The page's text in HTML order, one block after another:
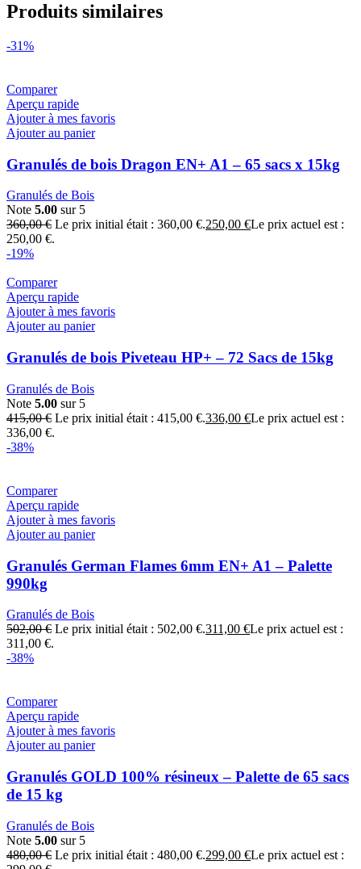
Produits similaires
-31%
Comparer
Aperçu rapide
Ajouter à mes favoris
Ajouter au panier
Granulés de bois Dragon EN+ A1 – 65 sacs x 15kg
Granulés de Bois
Note 5.00 sur 5
360,00€ Le prix initial était : 360,00 €.250,00 €Le prix actuel est :
250,00 €.
-19%
Comparer
Aperçu rapide
Ajouter à mes favoris
Ajouter au panier
Granulés de bois Piveteau HP+ – 72 Sacs de 15kg
Granulés de Bois
Note 5.00 sur 5
415,00€ Le prix initial était : 415,00 €.336,00 €Le prix actuel est :
336,00 €.
-38%
Comparer
Aperçu rapide
Ajouter à mes favoris
Ajouter au panier
Granulés German Flames 6mm EN+ A1 – Palette
990kg
Granulés de Bois
502,00€ Le prix initial était : 502,00 €.311,00 €Le prix actuel est :
311,00 €.
-38%
Comparer
Aperçu rapide
Ajouter à mes favoris
Ajouter au panier
Granulés GOLD 100% résineux – Palette de 65 sacs
de 15 kg
Granulés de Bois
Note 5.00 sur 5
480,00€ Le prix initial était : 480,00 €.299,00 €Le prix actuel est :